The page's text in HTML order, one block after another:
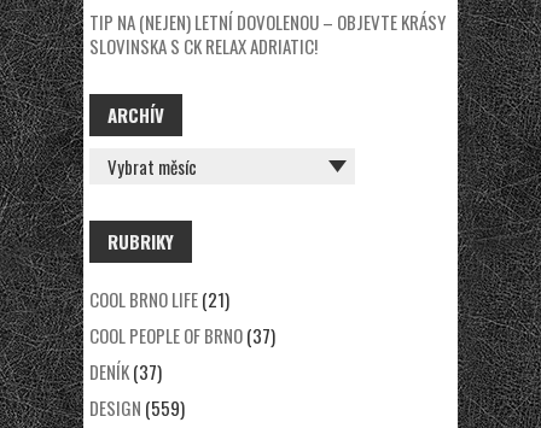
TIP NA (NEJEN) LETNÍ DOVOLENOU – OBJEVTE KRÁSY
SLOVINSKA S CK RELAX ADRIATIC!
ARCHÍV
ARCHÍV
RUBRIKY
COOL BRNO LIFE(21)
COOL PEOPLE OF BRNO(37)
DENÍK(37)
DESIGN (559)